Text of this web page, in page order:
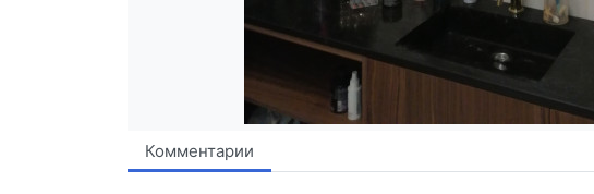
Комментарии